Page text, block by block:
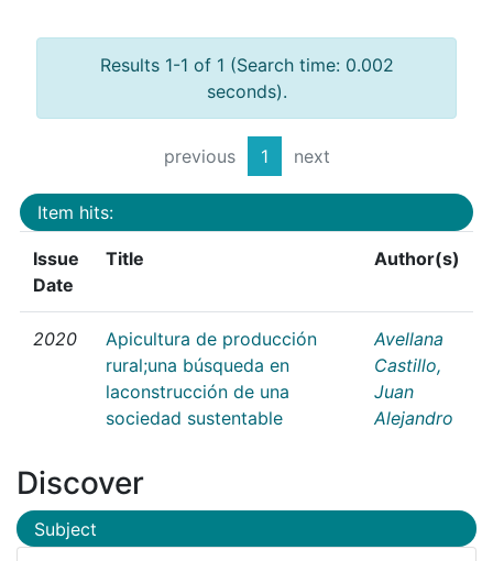
Results 1-1 of 1 (Search time: 0.002
seconds).
previous 1 next
Item hits:
Issue
Date
Title Author(s)
2020
Apicultura de producción
rural;una búsqueda en
laconstrucción de una
sociedad sustentable
Avellana
Castillo,
Juan
Alejandro
Discover
Subject